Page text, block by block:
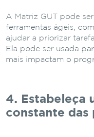
A Matriz GUT pode
ferramentas ágeis,
ajudar a priorizar
Ela pode ser usada
mais impactam o
4. Estabeleça
constante das